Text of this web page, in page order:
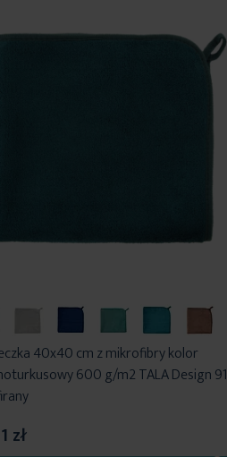
40x40 cm z mikrofibry kolor
600 g/m2 TALA Design 91
zł